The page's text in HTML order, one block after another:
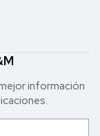
in formación